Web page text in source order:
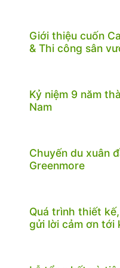
Giới thiệu cuốn
& Thi công sân
Kỷ niệm 9 năm
Nam
Chuyến du xuân
Greenmore
Quá trình thiết
gửi lời cảm ơn tới